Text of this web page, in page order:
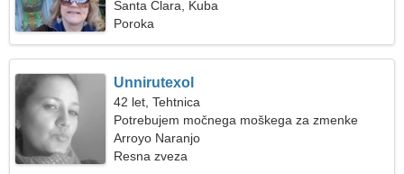
ljubljenčke
Santa Clara, Kuba
Poroka
Unnirutexol
42 let, Tehtnica
Potrebujem močnega moškega za zmenke
Arroyo Naranjo
Resna zveza